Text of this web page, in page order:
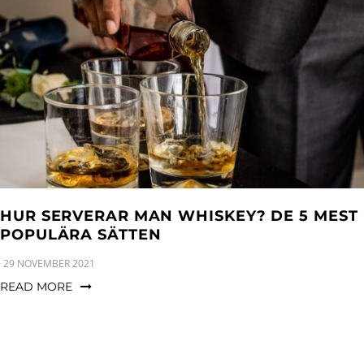
HUR SERVERAR MAN WHISKEY? DE 5 MEST
POPULÄRA SÄTTEN
29 NOVEMBER 2021
READ MORE